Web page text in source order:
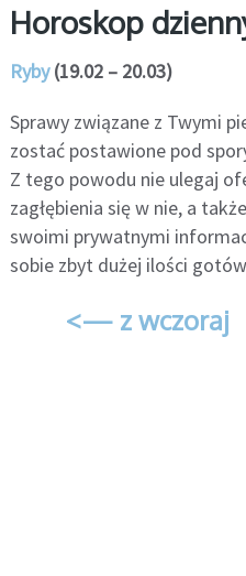
Horoskop
Ryby(19.02 – 20.03)
Sprawy związane z Twymi
zostać postawione pod
Z tego powodu nie ulegaj
zagłębienia się w nie, a
swoimi prywatnymi
sobie zbyt dużej ilości
<— z wczoraj